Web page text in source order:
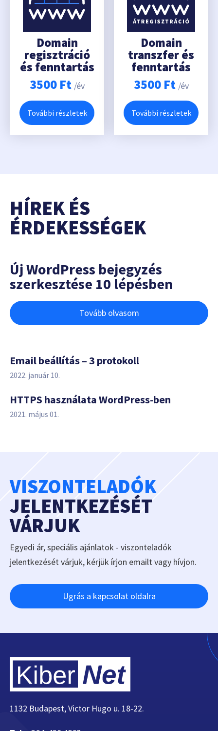
Domain
regisztráció
és fenntartás
3500 Ft /év
További részletek
Domain
transzfer és
fenntartás
3500 Ft /év
További részletek
HÍREK ÉS
ÉRDEKESSÉGEK
Új WordPress bejegyzés
szerkesztése 10 lépésben
Tovább olvasom
Email beállítás – 3 protokoll
2022. január 10.
HTTPS használata WordPress-ben
2021. május 01.
VISZONTELADÓK
JELENTKEZÉSÉT
VÁRJUK
Egyedi ár, speciális ajánlatok - viszonteladók
jelentkezését várjuk, kérjük írjon emailt vagy hívjon.
Ugrás a kapcsolat oldalra
1132 Budapest, Victor Hugo u. 18-22.